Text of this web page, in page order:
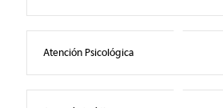
Atención Psicológica